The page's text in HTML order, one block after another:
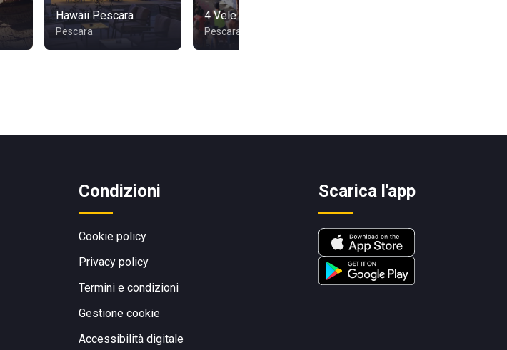
Hawaii Pescara
Pescara
4 Vele Beach Club
Pescara
Condizioni
Cookie policy
Privacy policy
Termini e condizioni
Gestione cookie
Accessibilità digitale
Scarica l'app